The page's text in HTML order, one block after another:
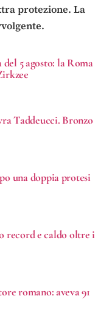
protezione. La
5 agosto: la Roma
Taddeucci. Bronzo
una doppia protesi
record e caldo oltre i
romano: aveva 91